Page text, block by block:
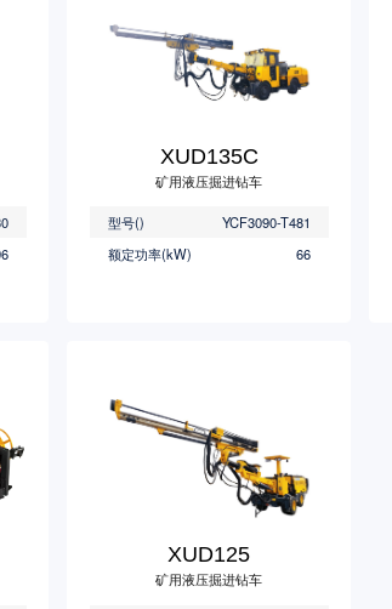
XUD135C
矿用液压掘进钻车
型号()
YCF3090-T481
额定功率(kW)
66
XUD125
矿用液压掘进钻车